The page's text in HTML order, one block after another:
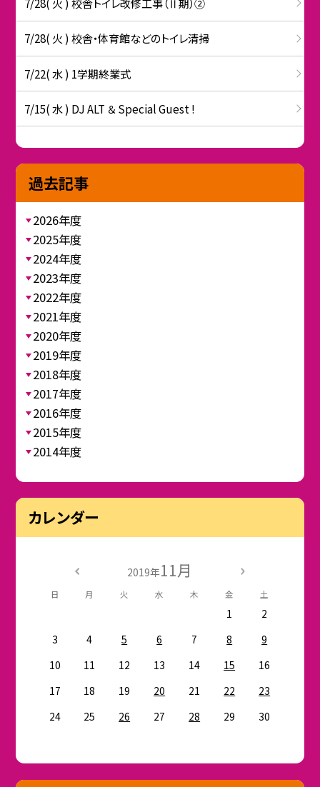
7/28( 火 ) 校舎・体育館などのトイレ清掃
7/22( 水 ) 1学期終業式
7/15( 水 ) DJ ALT ＆ Special Guest !
過去記事
2026年度
2025年度
2024年度
2023年度
2022年度
2021年度
2020年度
2019年度
2018年度
2017年度
2016年度
2015年度
2014年度
カレンダー
2019年11月
日 月 火 水 木 金 土
1
2
3
4 5 6 7 8
9
10
11 12 13 14 15
16
17
18 19 20 21 22
23
24
25 26 27 28 29 30